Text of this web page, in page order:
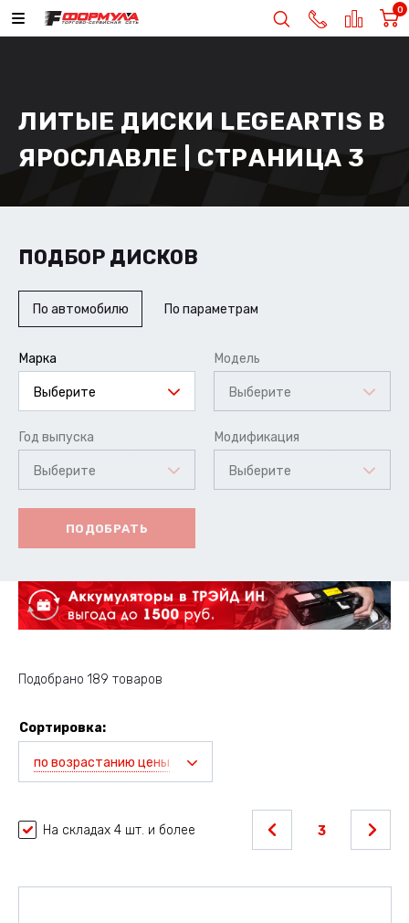
0
ЛИТЫЕ ДИСКИ LEGEARTIS В
ЯРОСЛАВЛЕ | СТРАНИЦА 3
ПОДБОР ДИСКОВ
По автомобилю По параметрам
Марка
Выберите
Модель
Выберите
Год выпуска
Выберите
Модификация
Выберите
ПОДОБРАТЬ
Подобрано 189 товаров
Сортировка:
по возрастанию цены
На складах 4 шт. и более 3